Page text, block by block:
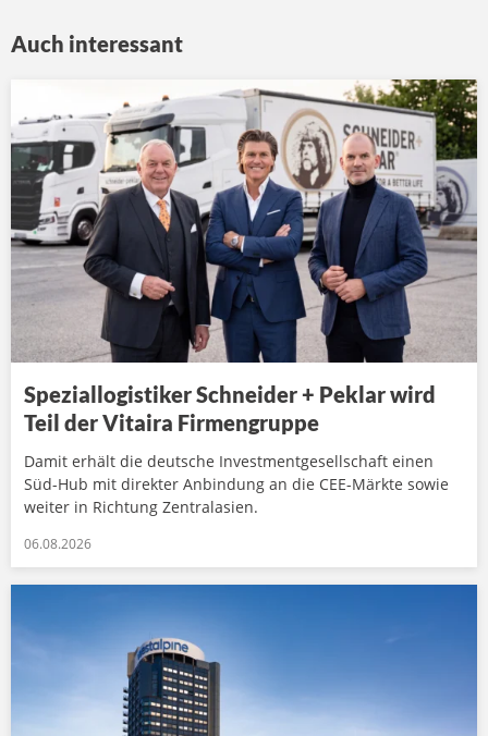
Auch interessant
Speziallogistiker Schneider + Peklar wird
Teil der Vitaira Firmengruppe
Damit erhält die deutsche Investmentgesellschaft einen
Süd-Hub mit direkter Anbindung an die CEE-Märkte sowie
weiter in Richtung Zentralasien.
06.08.2026